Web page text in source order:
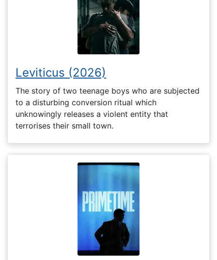
Leviticus (2026)
The story of two teenage boys who are subjected
to a disturbing conversion ritual which
unknowingly releases a violent entity that
terrorises their small town.